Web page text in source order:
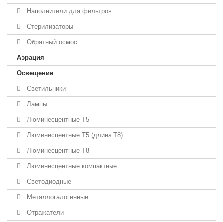
Наполнители для фильтров
Стерилизаторы
Обратный осмос
Аэрация
Освещение
Светильники
Лампы
Люминесцентные T5
Люминесцентные T5 (длина T8)
Люминесцентные T8
Люминесцентные компактные
Светодиодные
Металлогалогенные
Отражатели